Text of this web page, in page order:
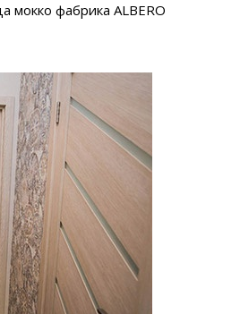
мокко фабрика ALBERO